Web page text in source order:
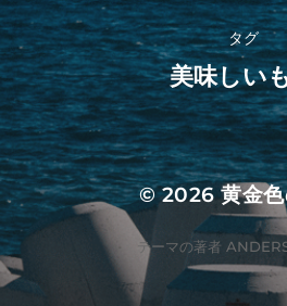
タグ
美味しい
© 2026黄金
テーマの著者